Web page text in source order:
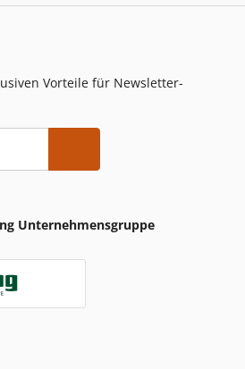
Vorteile für Newsletter-
Unternehmensgruppe